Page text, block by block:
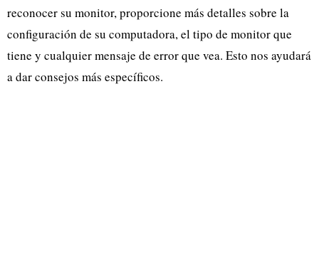
reconocer su monitor, proporcione más detalles sobre la
configuración de su computadora, el tipo de monitor que
tiene y cualquier mensaje de error que vea. Esto nos ayudará
a dar consejos más específicos.